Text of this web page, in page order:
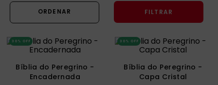
FILTRAR
30% OFF
Bíblia do Peregrino -
Encadernada
30% OFF
Bíblia do Peregrino -
Capa Cristal
terço
imagens
7º patristica